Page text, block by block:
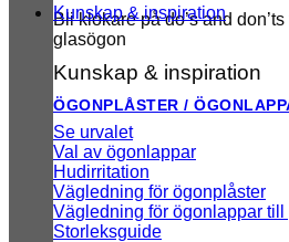
Bli klokare på do’s and
glasögon
Kunskap & inspiration
Kunskap & inspiration
ÖGONPLÅSTER /
Se urvalet
Val av ögonlappar
Hudirritation
Vägledning för ögonplåster
Vägledning för ögonlappar till
Storleksguide